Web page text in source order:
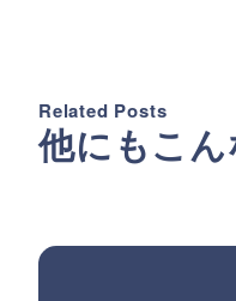
Related Posts
他にもこ